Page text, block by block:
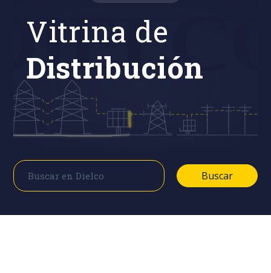
Buscar
Vitrina de
Distribución
Buscar
Buscar